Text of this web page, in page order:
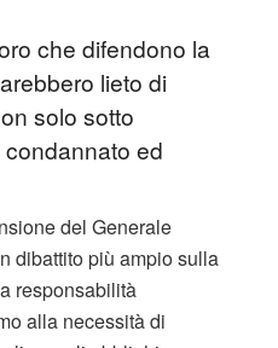
che difendono la
lieto di
solo sotto
ed
del Generale
dibattito più ampio sulla
responsabilità
alla necessità di